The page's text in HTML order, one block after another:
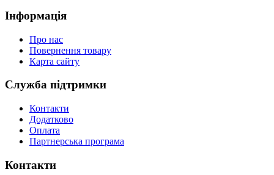
Інформація
Про нас
Повернення товару
Карта сайту
Служба підтримки
Контакти
Додатково
Оплата
Партнерська програма
Контакти